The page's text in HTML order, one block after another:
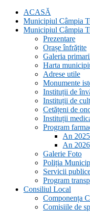
ACASĂ
Municipiul Câmpia
Municipiul Câmpia
Prezentare
Orașe înfrățite
Galeria
Harta
Adrese utile
Monumente
Instituții de
Instituții de cult
Cetățeni de
Instituții
Program
An 2025
An 2026
Galerie Foto
Poliția
Servicii
Program
Consiliul Local
Componența
Comisiile de